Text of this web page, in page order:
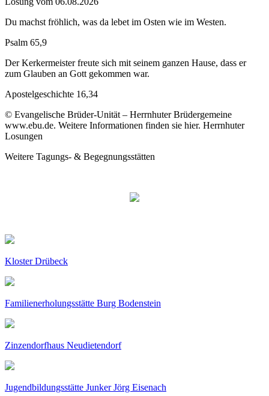
Du machst fröhlich, was da lebet im Osten wie im Westen.
Psalm 65,9
Der Kerkermeister freute sich mit seinem ganzen Hause, dass er
zum Glauben an Gott gekommen war.
Apostelgeschichte 16,34
© Evangelische Brüder-Unität – Herrnhuter Brüdergemeine
www.ebu.de. Weitere Informationen finden sie hier. Herrnhuter
Losungen
Weitere Tagungs- & Begegnungsstätten
Kloster Drübeck
Familienerholungsstätte Burg Bodenstein
Zinzendorfhaus Neudietendorf
Jugendbildungsstätte Junker Jörg Eisenach